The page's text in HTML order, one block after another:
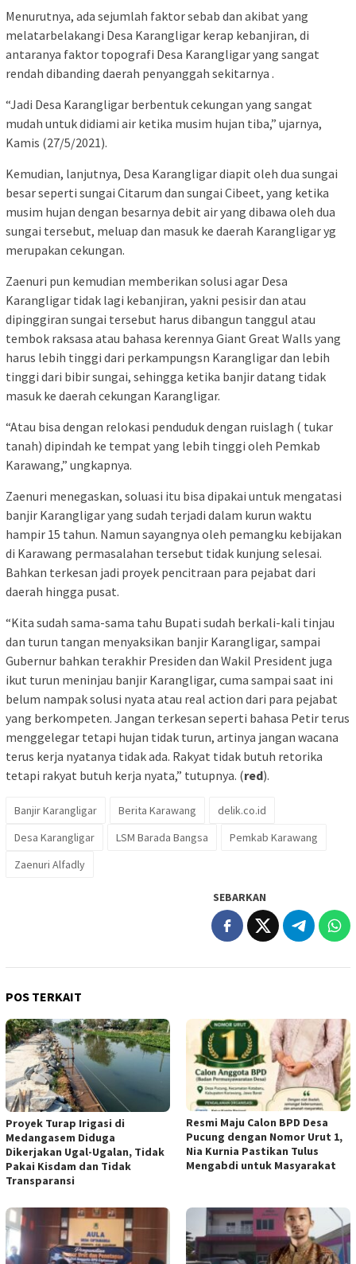
Menurutnya, ada sejumlah faktor sebab dan akibat yang
melatarbelakangi Desa Karangligar kerap kebanjiran, di
antaranya faktor topografi Desa Karangligar yang sangat
rendah dibanding daerah penyanggah sekitarnya .
“Jadi Desa Karangligar berbentuk cekungan yang sangat
mudah untuk didiami air ketika musim hujan tiba,” ujarnya,
Kamis (27/5/2021).
Kemudian, lanjutnya, Desa Karangligar diapit oleh dua sungai
besar seperti sungai Citarum dan sungai Cibeet, yang ketika
musim hujan dengan besarnya debit air yang dibawa oleh dua
sungai tersebut, meluap dan masuk ke daerah Karangligar yg
merupakan cekungan.
Zaenuri pun kemudian memberikan solusi agar Desa
Karangligar tidak lagi kebanjiran, yakni pesisir dan atau
dipinggiran sungai tersebut harus dibangun tanggul atau
tembok raksasa atau bahasa kerennya Giant Great Walls yang
harus lebih tinggi dari perkampungsn Karangligar dan lebih
tinggi dari bibir sungai, sehingga ketika banjir datang tidak
masuk ke daerah cekungan Karangligar.
“Atau bisa dengan relokasi penduduk dengan ruislagh ( tukar
tanah) dipindah ke tempat yang lebih tinggi oleh Pemkab
Karawang,” ungkapnya.
Zaenuri menegaskan, soluasi itu bisa dipakai untuk mengatasi
banjir Karangligar yang sudah terjadi dalam kurun waktu
hampir 15 tahun. Namun sayangnya oleh pemangku kebijakan
di Karawang permasalahan tersebut tidak kunjung selesai.
Bahkan terkesan jadi proyek pencitraan para pejabat dari
daerah hingga pusat.
“Kita sudah sama-sama tahu Bupati sudah berkali-kali tinjau
dan turun tangan menyaksikan banjir Karangligar, sampai
Gubernur bahkan terakhir Presiden dan Wakil President juga
ikut turun meninjau banjir Karangligar, cuma sampai saat ini
belum nampak solusi nyata atau real action dari para pejabat
yang berkompeten. Jangan terkesan seperti bahasa Petir terus
menggelegar tetapi hujan tidak turun, artinya jangan wacana
terus kerja nyatanya tidak ada. Rakyat tidak butuh retorika
tetapi rakyat butuh kerja nyata,” tutupnya. (red).
Banjir Karangligar Berita Karawang
delik.co.id
Desa Karangligar
LSM Barada Bangsa
Pemkab Karawang
Zaenuri Alfadly
SEBARKAN
POS TERKAIT
Proyek Turap Irigasi di
Medangasem Diduga
Dikerjakan Ugal-Ugalan, Tidak
Pakai Kisdam dan Tidak
Transparansi
Resmi Maju Calon BPD Desa
Pucung dengan Nomor Urut 1,
Nia Kurnia Pastikan Tulus
Mengabdi untuk Masyarakat